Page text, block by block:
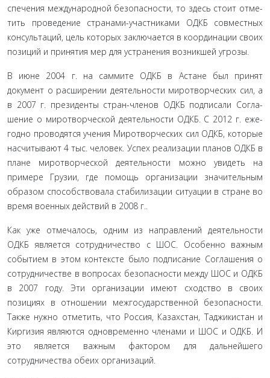
спечения международной безопасности, то здесь стоит отме­
тить проведение странами-участниками ОДКБ совместных
консультаций, цель которых заключается в координации своих
позиций и принятия мер для устранения возникшей угрозы.
В июне 2004 г. на саммите ОДКБ в Астане был принят
документ о расширении деятельности миротворческих сил, а
в 2007 г. президенты стран-членов ОДКБ подписали Согла­
шение о миротворческой деятельности ОДКБ. С 2012 г. еже­
годно проводятся учения Миротворческих сил ОДКБ, кото­рые
насчитывают 4 тыс. человек. Успех реализации планов ОДКБ в
плане миротворческой деятельности можно увидеть на
примере Грузии, где помощь организации значительным
образом способствовала стабилизации ситуации в стране во
время военных действий в 2008 г..
Как уже отмечалось, одним из направлений деятель­ности
ОДКБ является сотрудничество с ШОС. Особенно важным
событием в этом контексте было подписание Со­глашения о
сотрудничестве в вопросах безопасности между ШОС и ОДКБ
в 2007 году. Эти организации имеют сходство в своих
позициях в отношении межгосударственной безопас­ности.
Также нужно отметить, что Россия, Казахстан, Таджи­кистан и
Киргизия являются одновременно членами и ШОС и ОДКБ. И
это является важным фактором для дальнейшего
сотрудничества обеих организаций.